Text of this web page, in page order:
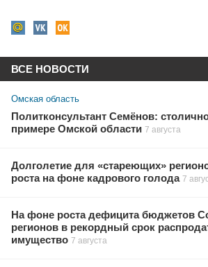
ВСЕ НОВОСТИ
Омская область
Политконсультант Семёнов:
примере Омской области 7 августа
Долголетие для «стареющих»
роста на фоне кадрового голода 7
На фоне роста дефицита бюджетов
регионов в рекордный срок
имущество 7 августа